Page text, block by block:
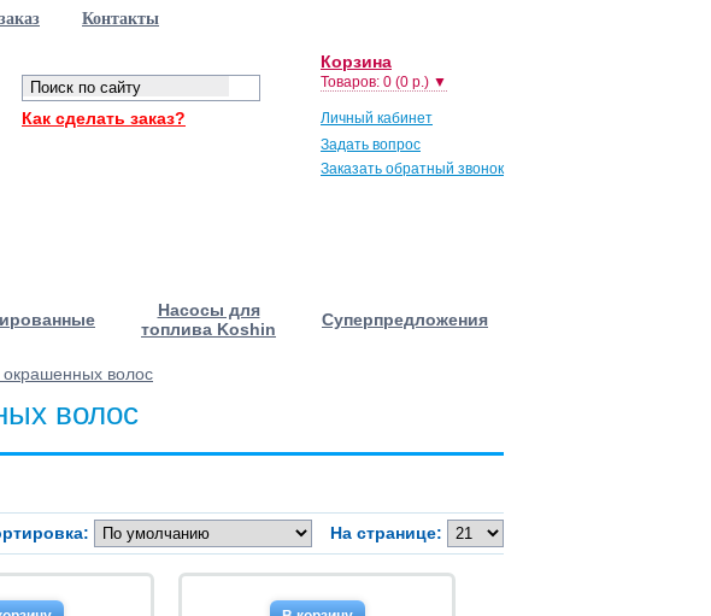
Контакты
Корзина
Товаров: 0 (0 р.) ▼
Личный кабинет
Задать вопрос
Заказать обратный звонок
Как сделать заказ?
Насосы для
топлива Koshin
Суперпредложения
волос
волос
На странице: